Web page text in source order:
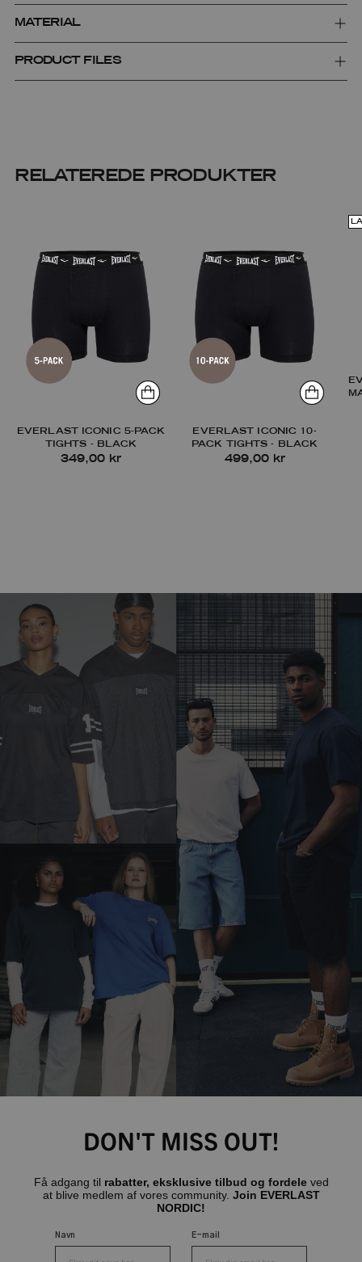
MATERIAL
PRODUCT FILES
RELATEREDE PRODUKTER
EVERLAST ICONIC 5-PACK
TIGHTS - BLACK
349,00 kr
EVERLAST ICONIC 10-
PACK TIGHTS - BLACK
499,00 kr
DON'T MISS OUT!
Få adgang til rabatter, eksklusive tilbud og fordele ved
at blive medlem af vores community. Join EVERLAST
NORDIC!
Navn E-mail